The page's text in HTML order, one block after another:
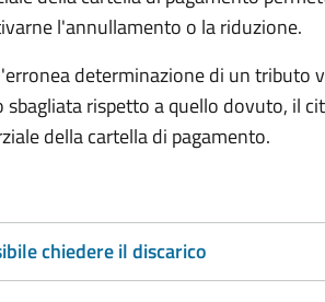
l'annullamento o la riduzione.
determinazione di un tributo
rispetto a quello dovuto, il
della cartella di pagamento.
chiedere il discarico